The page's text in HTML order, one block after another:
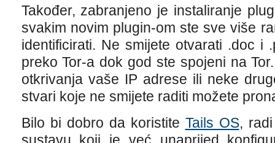
Također, zabranjeno je instaliranje
svakim novim plugin-om ste sve više
identificirati. Ne smijete otvarati .doc i
preko Tor-a dok god ste spojeni na
otkrivanja vaše IP adrese ili neke
stvari koje ne smijete raditi možete
Bilo bi dobro da koristite Tails OS,